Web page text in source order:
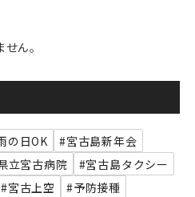
ん。
の日OK
#宮古島新年会
立宮古病院
#宮古島タクシー
#宮古上空
#予防接種